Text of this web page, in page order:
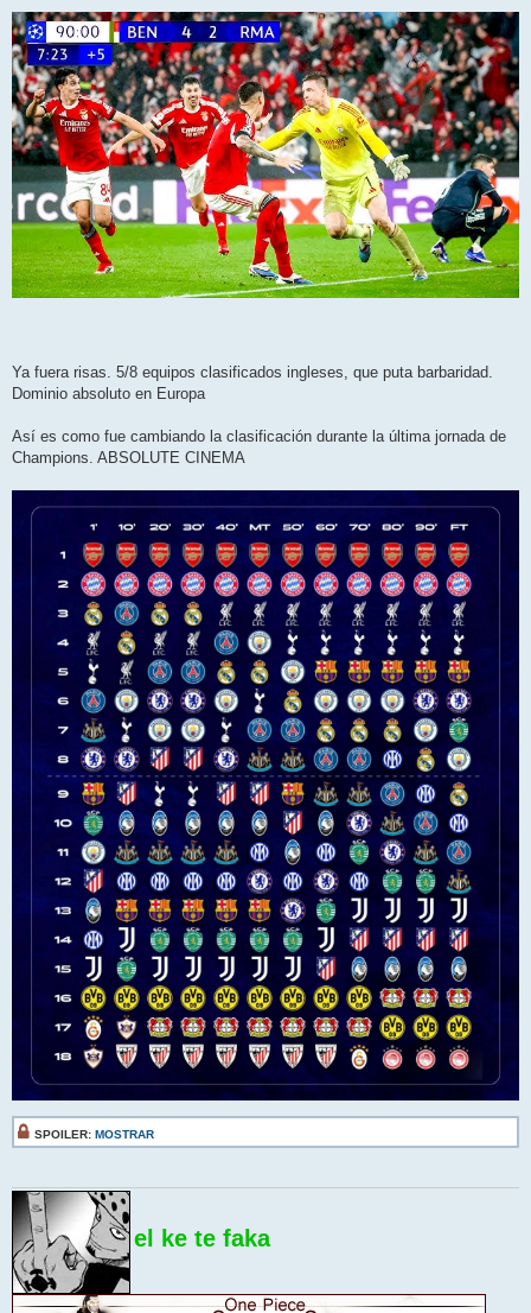
Ya fuera risas. 5/8 equipos clasificados ingleses, que puta barbaridad.
Dominio absoluto en Europa
Así es como fue cambiando la clasificación durante la última jornada de
Champions. ABSOLUTE CINEMA
SPOILER: MOSTRAR
el ke te faka